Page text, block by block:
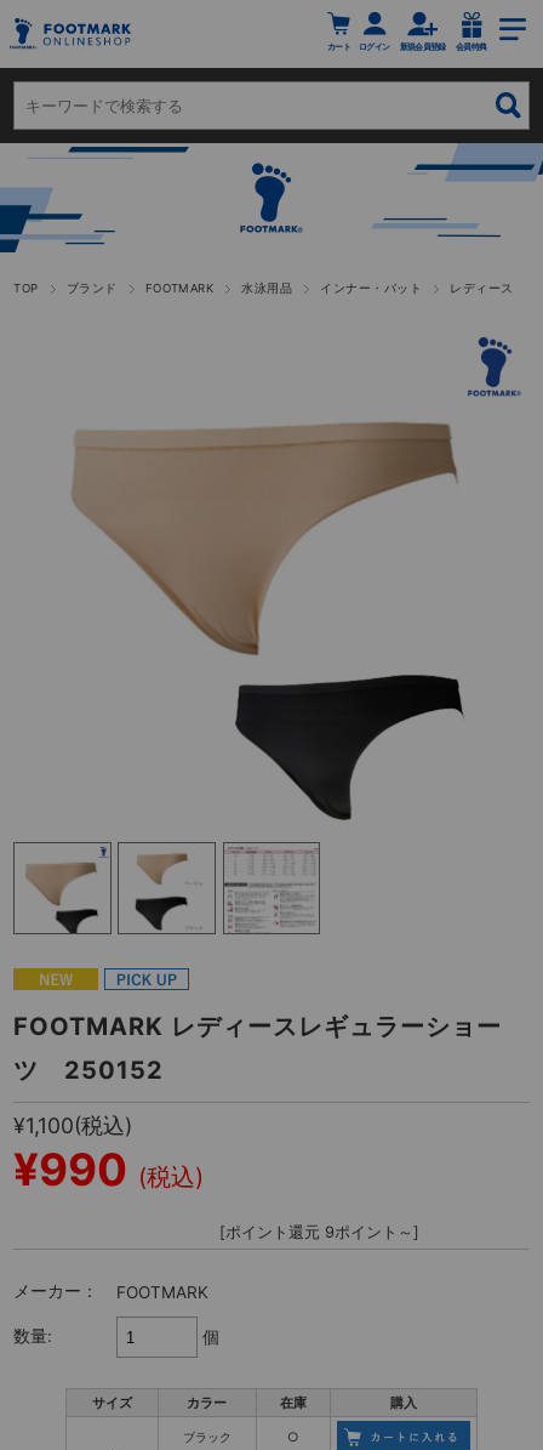
カート ログイン 新規会員登録 会員特典
TOP ブランド FOOTMARK 水泳用品 インナー・パット レディース
FOOTMARK レディースレギュラーショー
ツ 250152
¥1,100(税込)
¥990 (税込)
[ポイント還元 9ポイント～]
メーカー： FOOTMARK
数量: 個
サイズ カラー 在庫 購入
ブラック ○